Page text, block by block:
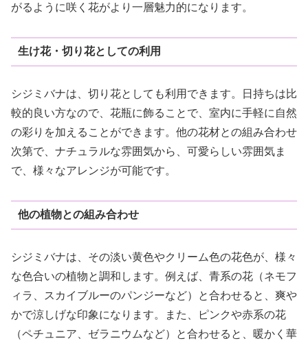
がるように咲く花がより一層魅力的になります。
生け花・切り花としての利用
シジミバナは、切り花としても利用できます。日持ちは比
較的良い方なので、花瓶に飾ることで、室内に手軽に自然
の彩りを加えることができます。他の花材との組み合わせ
次第で、ナチュラルな雰囲気から、可愛らしい雰囲気ま
で、様々なアレンジが可能です。
他の植物との組み合わせ
シジミバナは、その淡い黄色やクリーム色の花色が、様々
な色合いの植物と調和します。例えば、青系の花（ネモフ
ィラ、スカイブルーのパンジーなど）と合わせると、爽や
かで涼しげな印象になります。また、ピンクや赤系の花
（ペチュニア、ゼラニウムなど）と合わせると、暖かく華